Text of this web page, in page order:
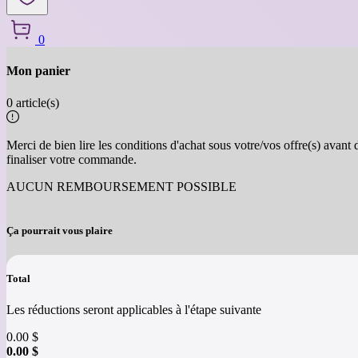
0
Mon panier
0 article(s)
Merci de bien lire les conditions d'achat sous votre/vos offre(s) avant
finaliser votre commande.
AUCUN REMBOURSEMENT POSSIBLE
Ça pourrait vous plaire
Total
Les réductions seront applicables à l'étape suivante
0.00 $
0.00 $